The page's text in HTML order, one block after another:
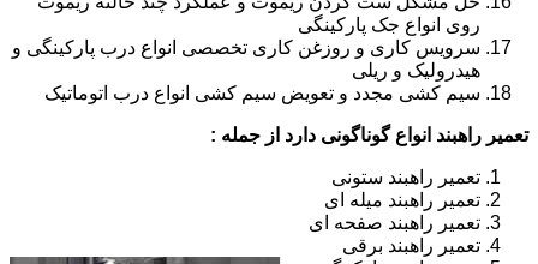
روی انواع جک پارکینگی
سرویس کاری و روزغن کاری تخصصی انواع درب پارکینگی و
هیدرولیک و ریلی
سیم کشی مجدد و تعویض سیم کشی انواع درب اتوماتیک
تعمیر راهبند انواع گوناگونی دارد از جمله :
تعمیر راهبند ستونی
تعمیر راهبند میله ای
تعمیر راهبند صفحه ای
تعمیر راهبند برقی